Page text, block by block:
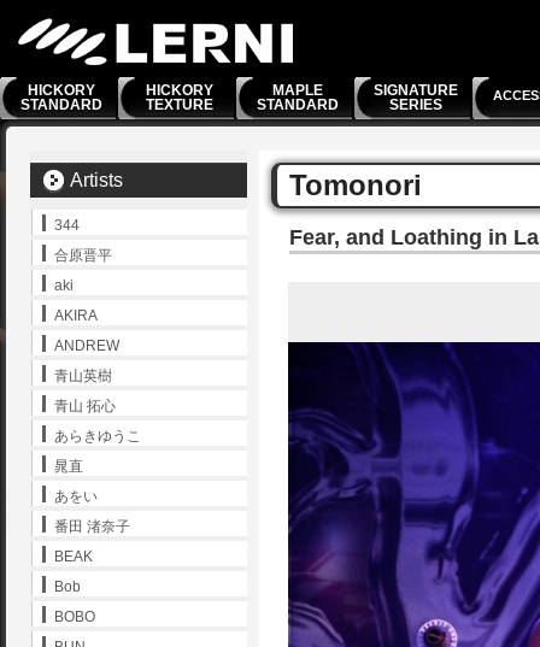
HICKORY
STANDARD
HICKORY
TEXTURE
MAPLE
STANDARD
SIGNATURE
SERIES
Tomonori
Fear, and Loathing in
Artists
344
合原晋平
aki
AKIRA
ANDREW
青山英樹
青山 拓心
あらきゆうこ
晁直
あをい
番田 渚奈子
BEAK
Bob
BOBO